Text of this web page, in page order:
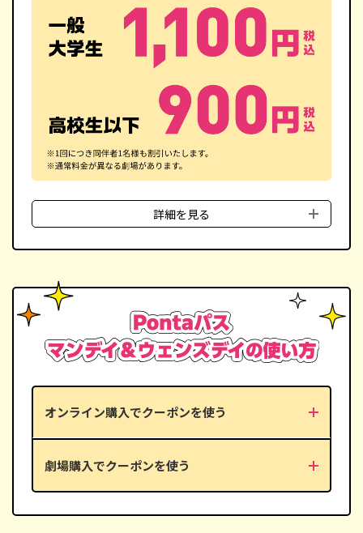
詳細を見る
■対象劇場
■対象人数
クーポン1つにつき、2名様まで
■対象者／割引金額
一般／1,100円(税込)
高校生／900円(税込)
小中学生／900円(税込)
※ 月曜日・水曜日（祝日を含む）に上映される映画のみご利用いただけま
※ 月曜日・水曜日が「ファーストデイ」または「TOHOウェンズデイ」に
※ 60歳以上(シニア)の方も対象となります。
オンライン購入でクーポンを使う
劇場購入でクーポンを使う